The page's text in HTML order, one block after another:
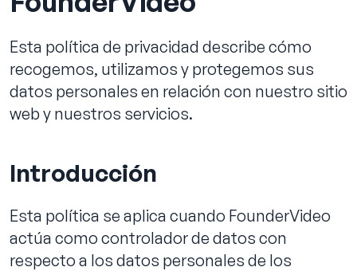
Playbook
Casos prácticos
Esta política de privacidad describe cómo
recogemos, utilizamos y protegemos sus
datos personales en relación con nuestro sitio
web y nuestros servicios.
Introducción
Esta política se aplica cuando FounderVideo
actúa como controlador de datos con
respecto a los datos personales de los